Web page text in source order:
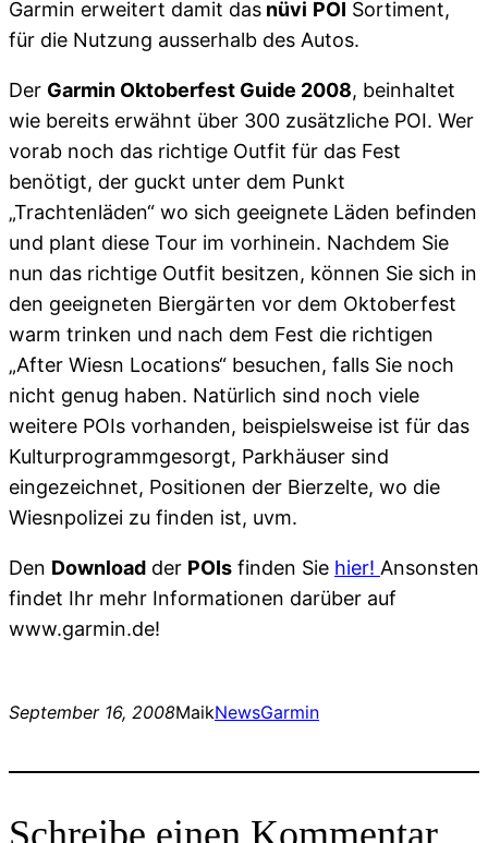
Garmin erweitert damit das nüvi POI Sortiment,
für die Nutzung ausserhalb des Autos.
Der Garmin Oktoberfest Guide 2008, beinhaltet
wie bereits erwähnt über 300 zusätzliche POI. Wer
vorab noch das richtige Outfit für das Fest
benötigt, der guckt unter dem Punkt
„Trachtenläden“ wo sich geeignete Läden befinden
und plant diese Tour im vorhinein. Nachdem Sie
nun das richtige Outfit besitzen, können Sie sich in
den geeigneten Biergärten vor dem Oktoberfest
warm trinken und nach dem Fest die richtigen
„After Wiesn Locations“ besuchen, falls Sie noch
nicht genug haben. Natürlich sind noch viele
weitere POIs vorhanden, beispielsweise ist für das
Kulturprogrammgesorgt, Parkhäuser sind
eingezeichnet, Positionen der Bierzelte, wo die
Wiesnpolizei zu finden ist, uvm.
Den Download der POIs finden Sie hier! Ansonsten
findet Ihr mehr Informationen darüber auf
www.garmin.de!
September 16, 2008MaikNewsGarmin
Schreibe einen Kommentar